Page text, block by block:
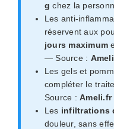
g chez la
Les anti-
réservent aux
jours maximum
— Source :
Les gels et
compléter le
Source :Ameli.fr
Les infiltrations
douleur, sans